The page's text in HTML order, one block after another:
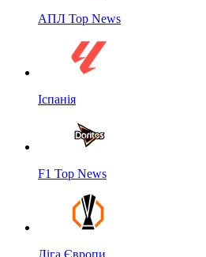
АПЛ Top News
Іспанія
F1 Top News
Ліга Європи